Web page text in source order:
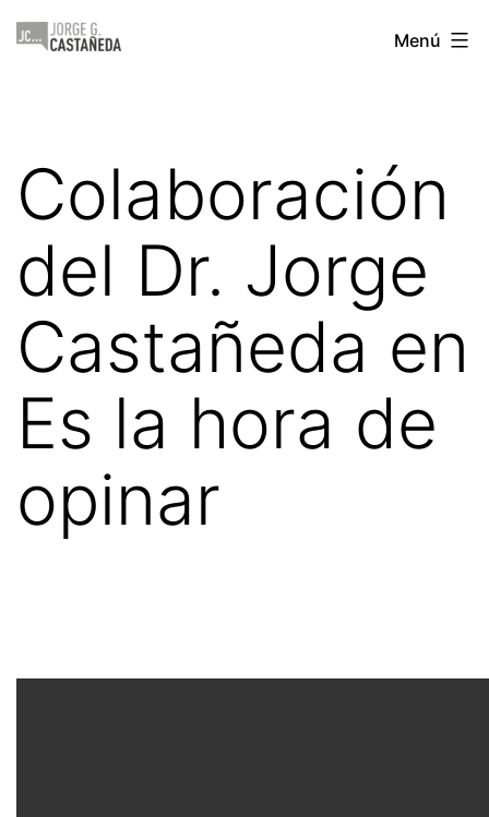
Saltar
Jorge
Menú
Colaboración
del Dr. Jorge
Castañeda en
Es la hora de
opinar